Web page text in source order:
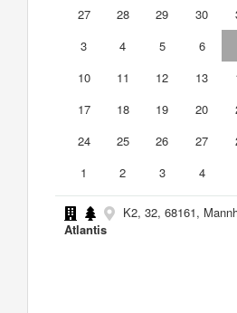
27
28 29 30
3
4 5 6
10
11 12 13
17
18 19 20
24
25 26 27
1
2 3 4
K2, 32, 68161,
Atlantis